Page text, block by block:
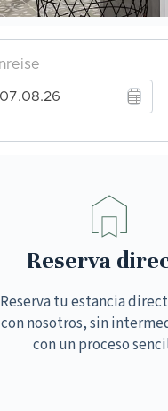
Reserva
Reserva tu estancia
con nosotros, sin
con un proceso